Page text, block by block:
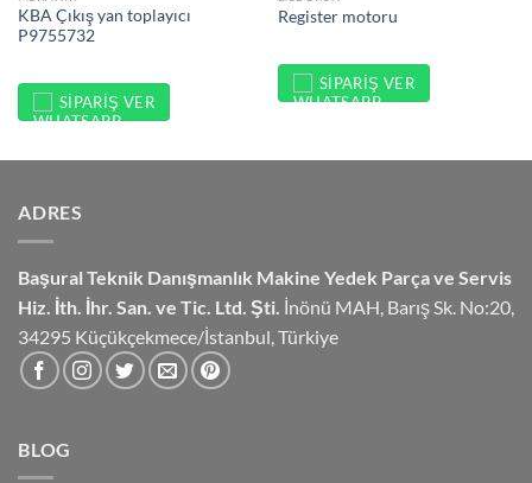
KBA Çıkış yan toplayıcı
P9755732
SIPARIŞ VER
Register motoru
SIPARIŞ VER
ADRES
Başural Teknik Danışmanlık Makine Yedek Parça ve Servis
Hiz. İth. İhr. San. ve Tic. Ltd. Şti. İnönü MAH, Barış Sk. No:20,
34295 Küçükçekmece/İstanbul, Türkiye
BLOG